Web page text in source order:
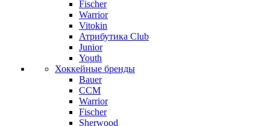
Fischer
Warrior
Vitokin
Атрибутика Club
Junior
Youth
Хоккейные бренды
Bauer
CCM
Warrior
Fischer
Sherwood